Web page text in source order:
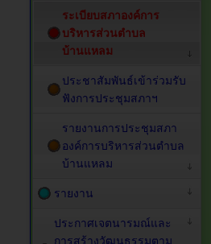
ระเบียบสภาองค์การ
บริหารส่วนตำบล
บ้านแหลม
ประชาสัมพันธ์เข้าร่วมรับ
ฟังการประชุมสภาฯ
รายงานการประชุมสภา
องค์การบริหารส่วนตำบล
บ้านแหลม
รายงาน
ประกาศเจตนารมณ์และ
การสร้างวัฒนธรรมตาม